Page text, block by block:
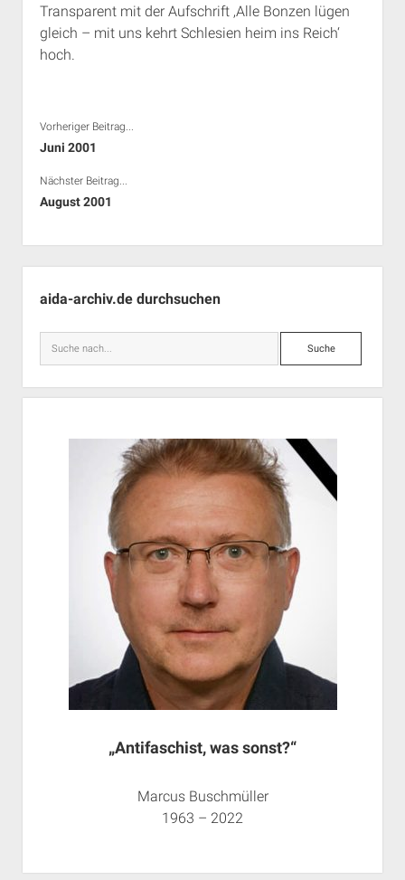
Transparent mit der Aufschrift ‚Alle Bonzen lügen
gleich – mit uns kehrt Schlesien heim ins Reich‘
hoch.
Vorheriger Beitrag...
Juni 2001
Nächster Beitrag...
August 2001
aida-archiv.de durchsuchen
Suche
„Antifaschist, was sonst?“
Marcus Buschmüller
1963 – 2022